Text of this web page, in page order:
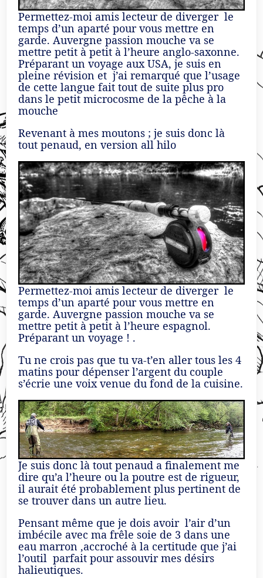
Permettez-moi amis lecteur de diverger le
temps d’un aparté pour vous mettre en
garde. Auvergne passion mouche va se
mettre petit à petit à l’heure anglo-saxonne.
Préparant un voyage aux USA, je suis en
pleine révision et j’ai remarqué que l’usage
de cette langue fait tout de suite plus pro
dans le petit microcosme de la pêche à la
mouche
Revenant à mes moutons ; je suis donc là
tout penaud, en version all hilo
Permettez-moi amis lecteur de diverger le
temps d’un aparté pour vous mettre en
garde. Auvergne passion mouche va se
mettre petit à petit à l’heure espagnol.
Préparant un voyage ! .
Tu ne crois pas que tu va-t’en aller tous les 4
matins pour dépenser l’argent du couple
s’écrie une voix venue du fond de la cuisine.
Je suis donc là tout penaud a finalement me
dire qu’a l’heure ou la poutre est de rigueur,
il aurait été probablement plus pertinent de
se trouver dans un autre lieu.
Pensant même que je dois avoir l’air d’un
imbécile avec ma frêle soie de 3 dans une
eau marron ,accroché à la certitude que j’ai
l’outil parfait pour assouvir mes désirs
halieutiques.